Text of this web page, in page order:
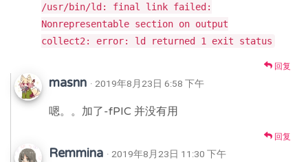
/usr/bin/ld: final link failed:
Nonrepresentable section on output
collect2: error: ld returned 1 exit status
回复
masnn · 2019年8月23日 6:58 下午
嗯。。加了-fPIC 并没有用
回复
Remmina · 2019年8月23日 11:30 下午